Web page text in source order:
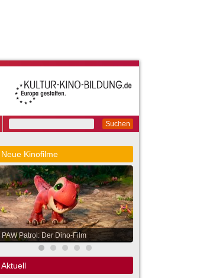
Suchen
Neue Kinofilme
PAW Patrol: Der Dino-Film
Aktuell